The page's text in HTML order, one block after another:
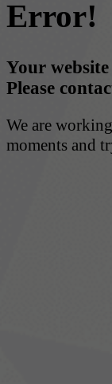
Error!
Your
Please
We are
moments and